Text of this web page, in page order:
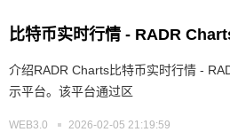
比特币实时行情 - RADR
介绍RADR Charts比特币实时行情 -
示平台。该平台通过区
WEB3.0 2026-02-05 21:19:59